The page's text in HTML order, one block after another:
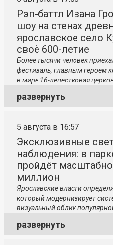
Рэп-баттл Ивана
шоу на стенах
ярославское село
своё 600-летие
Более тысячи человек
фестиваль, главным героем
в мире 16-лепестковая
развернуть
5 августа в 16:57
Эксклюзивные
наблюдения: в
пройдёт
миллион
Ярославские власти
который модернизирует
визуальный облик
развернуть